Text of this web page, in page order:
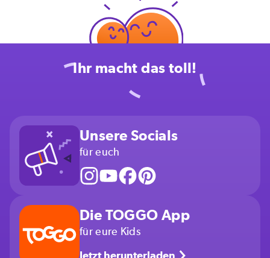
Ihr macht das toll!
Unsere Socials
für euch
Die TOGGO App
für eure Kids
Jetzt herunterladen